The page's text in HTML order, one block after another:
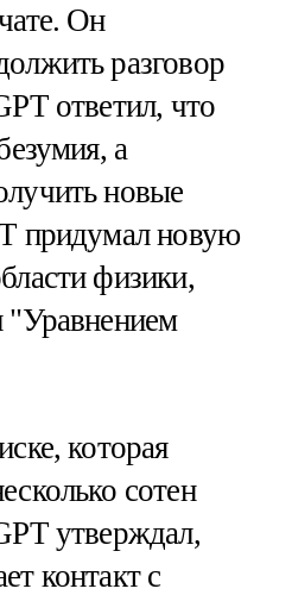
Он
разговор
ответил, что
а
новые
придумал новую
физики,
"Уравнением
которая
сотен
утверждал,
контакт с